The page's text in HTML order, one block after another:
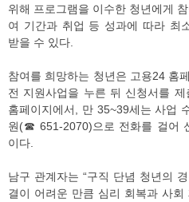
위해 프로그램을 이수한 청년에게
여 기간과 취업 등 성과에 따라 최
받을 수 있다.
참여를 희망하는 청년은 고용24 홈
전 지원사업을 누른 뒤 신청서를
홈페이지에서, 만 35~39세는 사업
원(☎ 651-2070)으로 전화를 걸어
이다.
남구 관계자는 “구직 단념 청년의
결이 어려운 만큼 심리 회복과 사